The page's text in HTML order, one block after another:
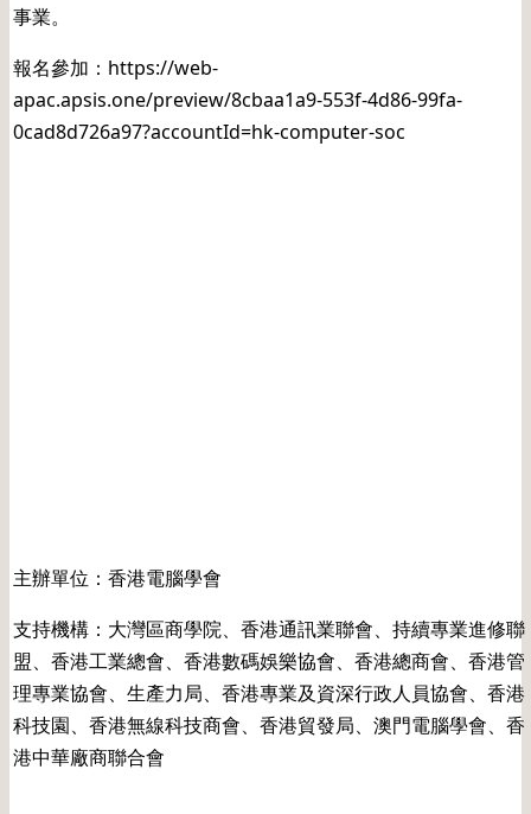
事業。
報名參加： https://web-
apac.apsis.one/preview/8cbaa1a9-553f-4d86-99fa-
0cad8d726a97?accountId=hk-computer-soc
主辦單位：香港電腦學會
支持機構：大灣區商學院、香港通訊業聯會、持續專業進修聯
盟、香港工業總會、香港數碼娛樂協會、香港總商會、香港管
理專業協會、生產力局、香港專業及資深行政人員協會、香港
科技園、香港無線科技商會、香港貿發局、澳門電腦學會、香
港中華廠商聯合會